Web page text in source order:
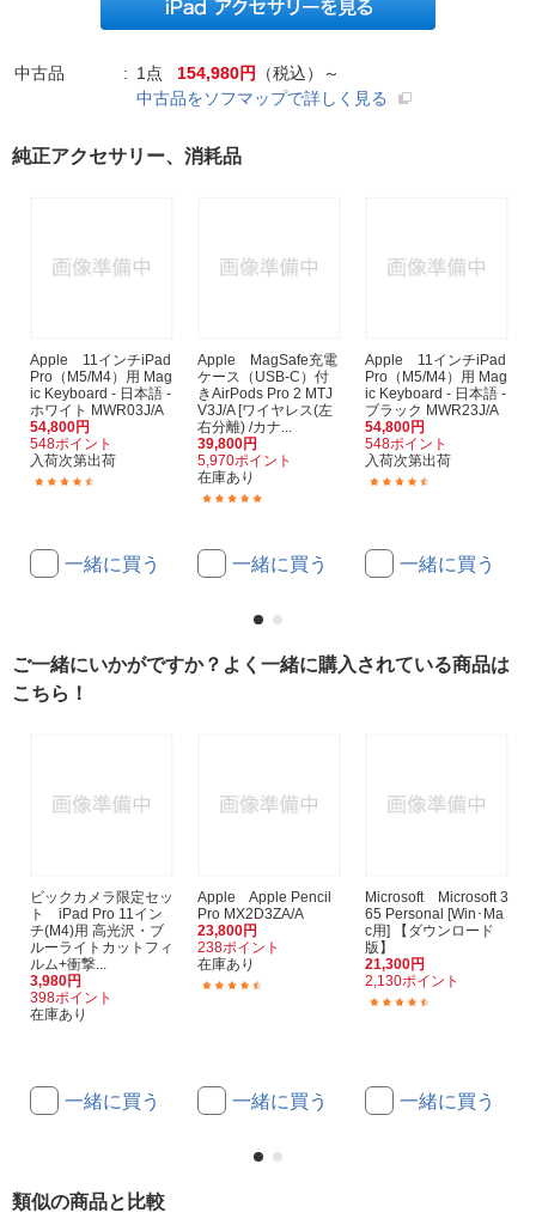
中古品 1点 154,980円
（税込）～
中古品をソフマップで詳しく見る
純正アクセサリー、消耗品
Apple 11インチiPad
Pro（M5/M4）用 Mag
ic Keyboard - 日本語 -
ホワイト MWR03J/A
54,800円
548ポイント
入荷次第出荷
一緒に買う
Apple MagSafe充電
ケース（USB-C）付
きAirPods Pro 2 MTJ
V3J/A [ワイヤレス(左
右分離) /カナ...
39,800円
5,970ポイント
在庫あり
一緒に買う
Apple 11インチiPad
Pro（M5/M4）用 Mag
ic Keyboard - 日本語 -
ブラック MWR23J/A
54,800円
548ポイント
入荷次第出荷
一緒に買う
ご一緒にいかがですか？よく一緒に購入されている商品は
こちら！
ビックカメラ限定セッ
ト iPad Pro 11イン
チ(M4)用 高光沢・ブ
ルーライトカットフィ
ルム+衝撃...
3,980円
398ポイント
在庫あり
一緒に買う
Apple Apple Pencil
Pro MX2D3ZA/A
23,800円
238ポイント
在庫あり
一緒に買う
Microsoft Microsoft 3
65 Personal [Win･Ma
c用] 【ダウンロード
版】
21,300円
2,130ポイント
一緒に買う
類似の商品と比較